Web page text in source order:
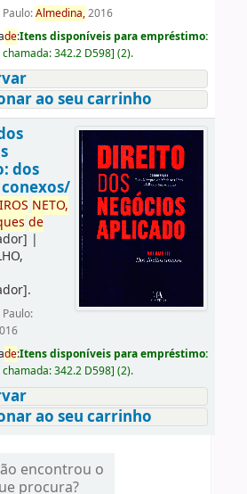
Paulo:Almedina,2016
de:Itens disponíveis para empréstimo:
chamada:342.2 D598] (2).
ao seu carrinho
dos
IROS NETO,
de
|
.
Paulo:
de:Itens disponíveis para empréstimo:
chamada:342.2 D598] (2).
ao seu carrinho
encontrou o
procura?